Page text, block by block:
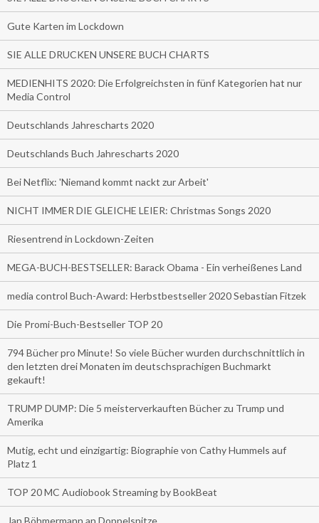
Gute Karten im Lockdown
SIE ALLE DRUCKEN UNSERE BUCH CHARTS
MEDIENHITS 2020: Die Erfolgreichsten in fünf Kategorien hat nur
Media Control
Deutschlands Jahrescharts 2020
Deutschlands Buch Jahrescharts 2020
Bei Netflix: 'Niemand kommt nackt zur Arbeit'
NICHT IMMER DIE GLEICHE LEIER: Christmas Songs 2020
Riesentrend in Lockdown-Zeiten
MEGA-BUCH-BESTSELLER: Barack Obama - Ein verheißenes Land
media control Buch-Award: Herbstbestseller 2020 Sebastian Fitzek
Die Promi-Buch-Bestseller TOP 20
794 Bücher pro Minute! So viele Bücher wurden durchschnittlich in
den letzten drei Monaten im deutschsprachigen Buchmarkt
gekauft!
TRUMP DUMP: Die 5 meisterverkauften Bücher zu Trump und
Amerika
Mutig, echt und einzigartig: Biographie von Cathy Hummels auf
Platz 1
TOP 20 MC Audiobook Streaming by BookBeat
Jan Böhmermann an Doppelspitze